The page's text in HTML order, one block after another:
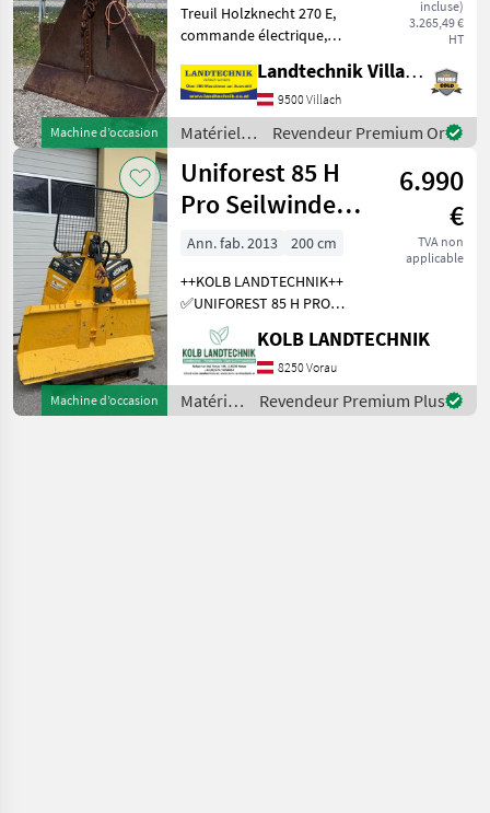
Krpan
Machine d’occasion
incluse)
3.265,49 €
HT
Treuil Holzknecht 270 E,
commande électrique,
grille de protection, 4
coulisseaux, crochet
d'extrémité et arbre
articulé, support pour tron
Landtechnik Villach GmbH
9500 Villach
Matériels
forestiers
et
matériels
pour le
travail du
Holzknecht
Revendeur Premium Or
Machine d’occasion
Uniforest 85 H
Pro Seilwinde
Funkseilwinde
6.990
€
TVA non
applicable
Ann. fab. 2013
200 cm
++KOLB LANDTECHNIK++
✅UNIFOREST 85 H PRO
Funkseilwinde ✅8, 5t
Zugkraft ✅200cm
Schildbreite
✅hydraulischer Seilausstoß
✅inkl. TERRA Profi Funk -
KOLB LANDTECHNIK
8250 Vorau
Matériels
forestiers
Revendeur Premium Plus